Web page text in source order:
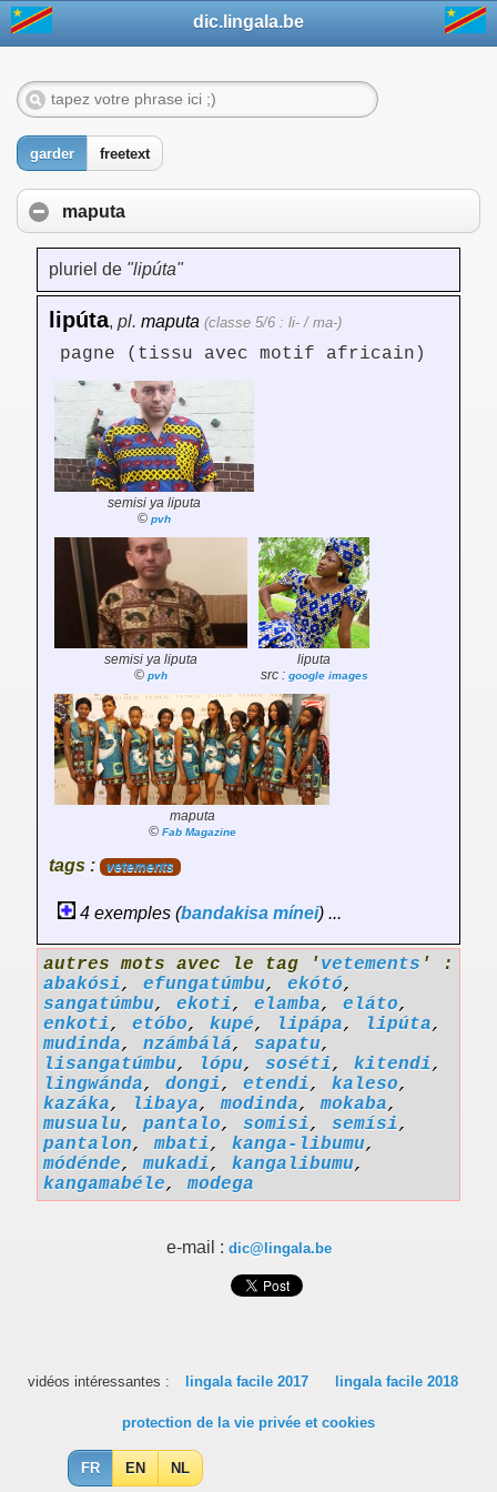
dic.lingala.be
garder freetext
maputa
pluriel de "lipúta"
lipúta, pl. maputa (classe 5/6 : li- / ma-)
pagne (tissu avec motif africain)
semisi ya liputa
© pvh
semisi ya liputa
© pvh
liputa
src : google images
maputa
© Fab Magazine
tags : vetements
4 exemples (bandakisa mínei) ...
autres mots avec le tag ' vetements ' :
abakósi, efungatúmbu, ekótó,
sangatúmbu, ekoti, elamba, eláto,
enkoti, etóbo, kupé, lipápa, lipúta,
mudinda, nzámbálá, sapatu,
lisangatúmbu, lópu, soséti, kitendi,
lingwánda, dongi, etendi, kaleso,
kazáka, libaya,modinda,mokaba,
musualu, pantalo, somisi, semísi,
pantalon,mbati, kanga-libumu,
módénde,mukadi, kangalibumu,
kangamabéle,modega
e-mail : dic@lingala.be
vidéos intéressantes : lingala facile 2017 lingala facile 2018
protection de la vie privée et cookies
FR EN NL